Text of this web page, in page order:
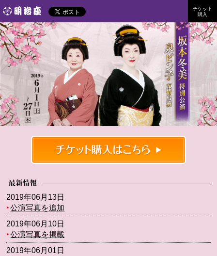
明治座
チケット
購入
2019年06月13日
‣ 公演写真を追加
2019年06月10日
‣ 公演写真を掲載
2019年06月01日